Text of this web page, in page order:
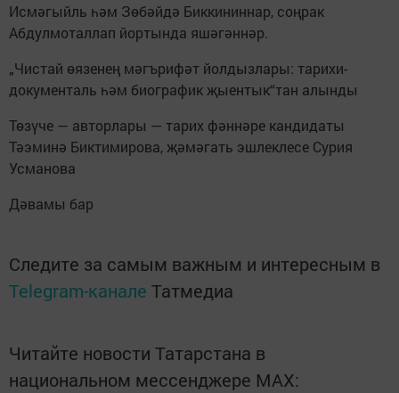
Исмәгыйль һәм Зөбәйдә Биккининнар, соңрак
Абдулмоталлап йортында яшәгәннәр.
„Чистай өязенең мәгърифәт йолдызлары: тарихи-
документаль һәм биографик җыентык“тан алынды
Төзүче — авторлары — тарих фәннәре кандидаты
Тәэминә Биктимирова, җәмәгать эшлеклесе Сурия
Усманова
Дәвамы бар
Следите за самым важным и интересным в
Telegram-канале Татмедиа
Читайте новости Татарстана в
национальном мессенджере MАХ: